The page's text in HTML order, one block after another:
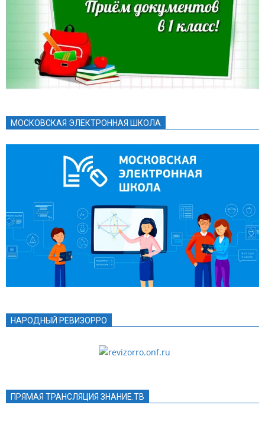
МОСКОВСКАЯ ЭЛЕКТРОННАЯ ШКОЛА
НАРОДНЫЙ РЕВИЗОРРО
ПРЯМАЯ ТРАНСЛЯЦИЯ ЗНАНИЕ.ТВ